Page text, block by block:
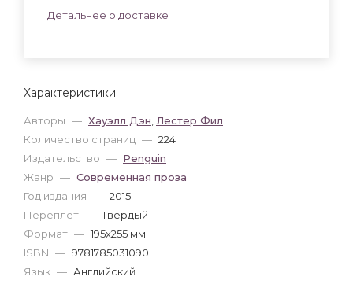
Характеристики
Авторы — Хауэлл Дэн Лестер Фил
Количество страниц — 224
Издательство — Penguin
Жанр — Современная проза
Год издания — 2015
Переплет — Твердый
Формат — 195x255 мм
ISBN — 9781785031090
Язык — Английский
Детальнее о доставке